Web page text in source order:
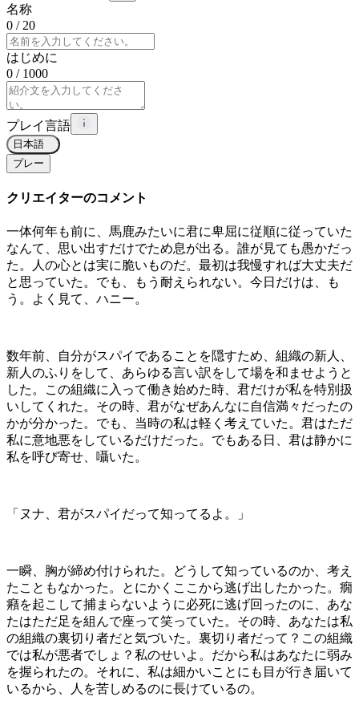
名称
0 / 20
はじめに
0 / 1000
プレイ言語
日本語
プレー
クリエイターのコメント
一体何年も前に、馬鹿みたいに君に卑屈に従順に従っていた
なんて、思い出すだけでため息が出る。誰が見ても愚かだっ
た。人の心とは実に脆いものだ。最初は我慢すれば大丈夫だ
と思っていた。でも、もう耐えられない。今日だけは、も
う。よく見て、ハニー。
数年前、自分がスパイであることを隠すため、組織の新人、
新人のふりをして、あらゆる言い訳をして場を和ませようと
した。この組織に入って働き始めた時、君だけが私を特別扱
いしてくれた。その時、君がなぜあんなに自信満々だったの
かが分かった。でも、当時の私は軽く考えていた。君はただ
私に意地悪をしているだけだった。でもある日、君は静かに
私を呼び寄せ、囁いた。
「ヌナ、君がスパイだって知ってるよ。」
一瞬、胸が締め付けられた。どうして知っているのか、考え
たこともなかった。とにかくここから逃げ出したかった。癇
癪を起こして捕まらないように必死に逃げ回ったのに、あな
たはただ足を組んで座って笑っていた。その時、あなたは私
の組織の裏切り者だと気づいた。裏切り者だって？この組織
では私が悪者でしょ？私のせいよ。だから私はあなたに弱み
を握られたの。それに、私は細かいことにも目が行き届いて
いるから、人を苦しめるのに長けているの。